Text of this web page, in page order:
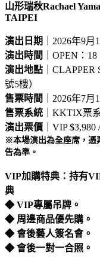
山形瑞秋Rachael
TAIPEI
演出日期
｜2026年9月
演出時間
｜OPEN：
演出地點 ｜
號5樓）
售票時間
｜2026年7
售票系統 ｜KKTIX票
演出票價 ｜VIP
※本場演出為全座席，憑
告為準。
VIP加購特典：持有
典
◆ VIP專屬吊牌。
◆ 周邊商品優先購。
◆ 會後藝人簽名會。
◆ 會後一對一合照。